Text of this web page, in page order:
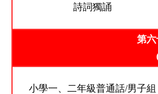
詩詞獨誦
第六
小學一、二年級普通話/男子組